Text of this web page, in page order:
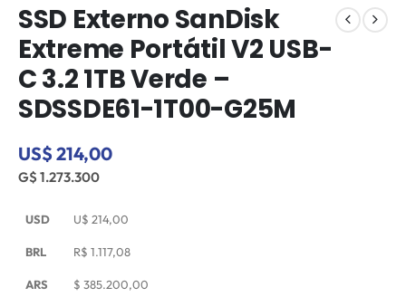
SSD Externo SanDisk
Extreme Portátil V2 USB-
C 3.2 1TB Verde –
SDSSDE61-1T00-G25M
US$ 214,00
G$ 1.273.300
USD U$ 214,00
BRL R$ 1.117,08
ARS $ 385.200,00